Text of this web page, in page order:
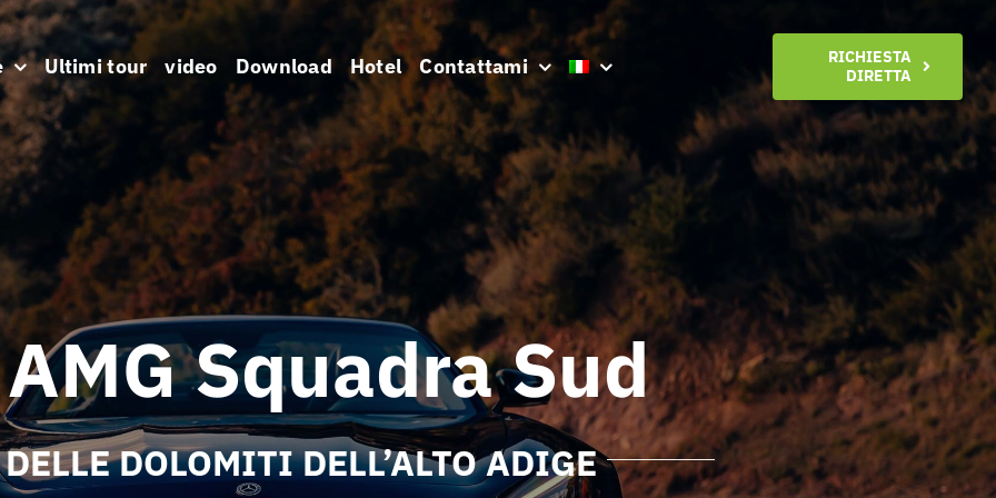
Ultimi tour video Download Hotel Contattami
RICHIESTA
DIRETTA
Squadra Sud
DOLOMITI DELL’ALTO ADIGE